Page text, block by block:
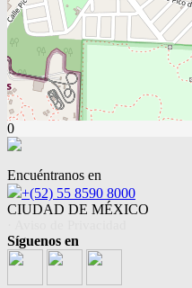
0
Encuéntranos en
+(52) 55 8590 8000
CIUDAD DE MÉXICO
Síguenos en